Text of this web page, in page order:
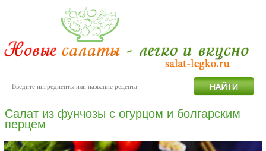
Cалат из фунчозы с огурцом и болгарским
перцем